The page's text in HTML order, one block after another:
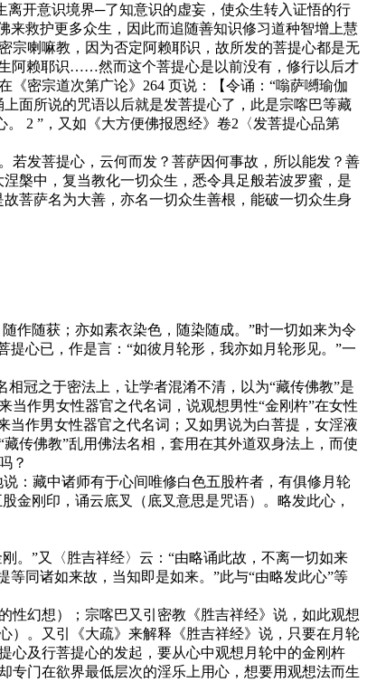
开意识境界─了知意识的虚妄，使众生转入证悟的行
来救护更多众生，因此而追随善知识修习道种智增上慧
宗喇嘛教，因为否定阿赖耶识，故所发的菩提心都是无
阿赖耶识……然而这个菩提心是以前没有，修行以后才
密宗道次第广论》264 页说：【令诵：“嗡萨嚩瑜伽
面所说的咒语以后就是发菩提心了，此是宗喀巴等藏
2 ”，又如《大方便佛报恩经》卷2〈发菩提心品第
发菩提心，云何而发？菩萨因何事故，所以能发？善
槃中，复当教化一切众生，悉令具足般若波罗蜜，是
菩萨名为大善，亦名一切众生善根，能破一切众生身
随获；亦如素衣染色，随染随成。”时一切如来为令
心已，作是言：“如彼月轮形，我亦如月轮形见。”一
冠之于密法上，让学者混淆不清，以为“藏传佛教”是
作男女性器官之代名词，说观想男性“金刚杵”在女性
当作男女性器官之代名词；又如男说为白菩提，女淫液
传佛教”乱用佛法名相，套用在其外道双身法上，而使
？
：藏中诸师有于心间唯修白色五股杵者，有俱修月轮
金刚印，诵云底叉（底叉意思是咒语）。略发此心，
”又〈胜吉祥经〉云：“由略诵此故，不离一切如来
同诸如来故，当知即是如来。”此与“由略发此心”等
幻想）；宗喀巴又引密教《胜吉祥经》说，如此观想
）。又引《大疏》来解释《胜吉祥经》说，只要在月轮
心及行菩提心的发起，要从心中观想月轮中的金刚杵
专门在欲界最低层次的淫乐上用心，想要用观想法而生